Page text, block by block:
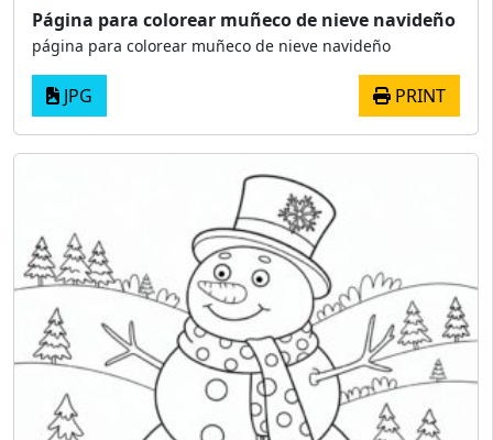
Página para colorear muñeco de nieve navideño
página para colorear muñeco de nieve navideño
JPG PRINT